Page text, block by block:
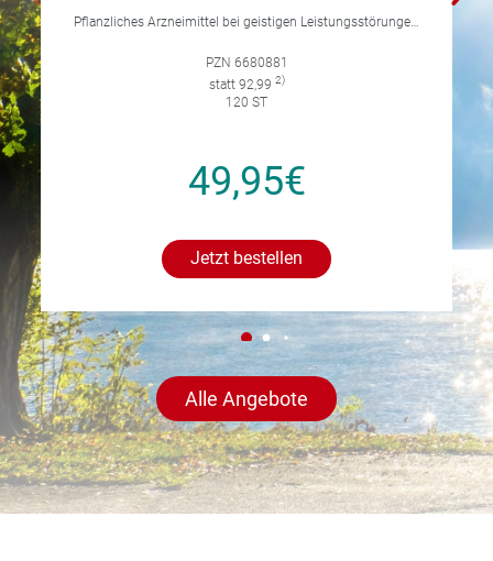
Pflanzliches Arzneimittel bei geistigen Leistungsstörungen und Durchblutungsstörungen.
PZN 6680881
statt 92,99 2)
120 ST
49,95€
Jetzt bestellen
Alle Angebote